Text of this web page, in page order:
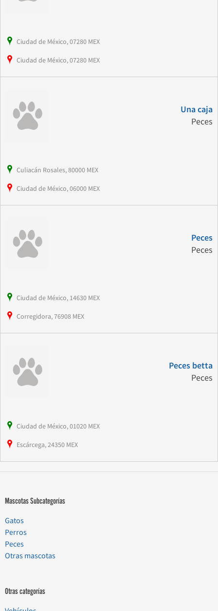
Ciudad de México, 07280 MEX
Ciudad de México, 07280 MEX
Una caja
Peces
Culiacán Rosales, 80000 MEX
Ciudad de México, 06000 MEX
Peces
Peces
Ciudad de México, 14630 MEX
Corregidora, 76908 MEX
Peces betta
Peces
Ciudad de México, 01020 MEX
Escárcega, 24350 MEX
Mascotas Subcategorías
Gatos
Perros
Peces
Otras mascotas
Otras categorías